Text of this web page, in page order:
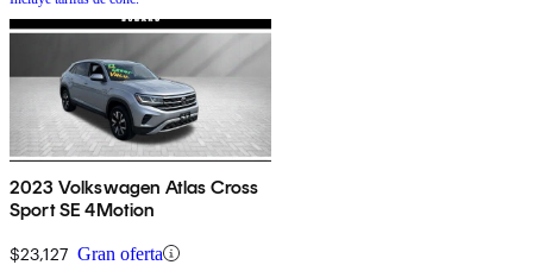
2023 Volkswagen Atlas Cross
Sport SE 4Motion
$23,127 Gran oferta